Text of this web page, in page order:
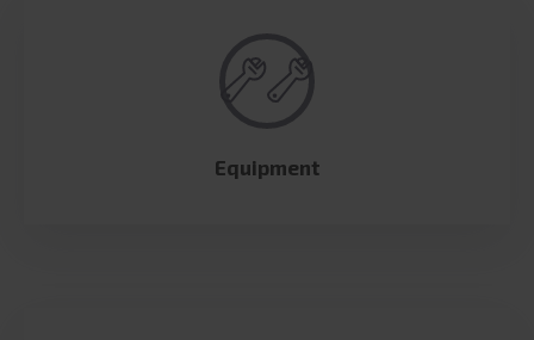
Equipment